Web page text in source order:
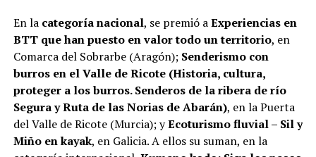
En la categoría nacional, se premió aExperienciasen
BTT que han puesto en valor todo un territorio, en
Comarca del Sobrarbe (Aragón); Senderismo con
burros en el Valle de Ricote (Historia, cultura,
proteger a los burros. Senderos de la ribera de río
Segura y Ruta de las Norias de Abarán), en la Puerta
del Valle de Ricote (Murcia); yEcoturismo fluvial – Sil y
Miño en kayak, en Galicia. A ellos su suman, en la